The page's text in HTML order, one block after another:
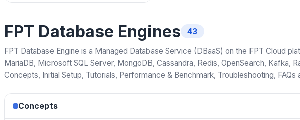
FPT Database Engines 43
FPT Database Engine is a Managed Database Service (DBaaS) on the FPT Cloud
MariaDB, Microsoft SQL Server, MongoDB, Cassandra, Redis, OpenSearch,
Concepts, Initial Setup, Tutorials, Performance & Benchmark, Troubleshooting, FAQs
Concepts